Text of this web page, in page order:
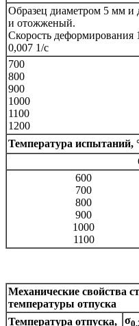
Образец диаметром 5 мм
и отожженый.
Скорость
0,007 1/с
700
800
900
1000
1100
1200
Температура испытаний,
600
700
800
900
1000
1100
Механические свойства
температуры отпуска
Температура отпуска,
σ